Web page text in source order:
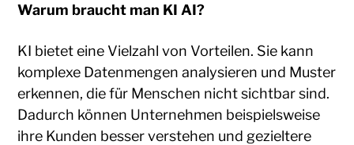
Warum braucht man KI AI?
KI bietet eine Vielzahl von Vorteilen. Sie kann
komplexe Datenmengen analysieren und Muster
erkennen, die für Menschen nicht sichtbar sind.
Dadurch können Unternehmen beispielsweise
ihre Kunden besser verstehen und gezieltere